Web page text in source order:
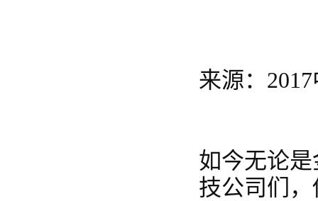
来源：
如今无论
技公司们